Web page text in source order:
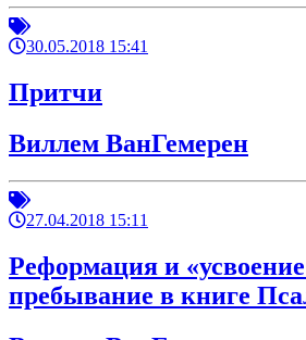
30.05.2018 15:41
Притчи
Виллем ВанГемерен
27.04.2018 15:11
Реформация и
пребывание в книге